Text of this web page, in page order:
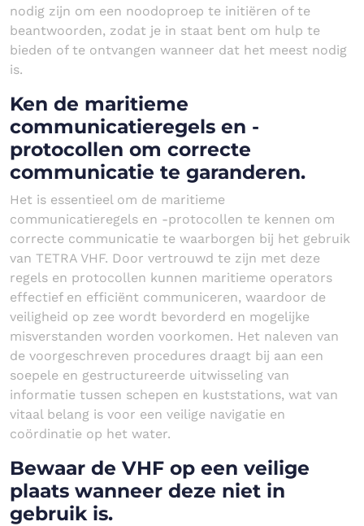
nodig zijn om een noodoproep te initiëren of te
beantwoorden, zodat je in staat bent om hulp te
bieden of te ontvangen wanneer dat het meest nodig
is.
Ken de maritieme
communicatieregels en -
protocollen om correcte
communicatie te garanderen.
Het is essentieel om de maritieme
communicatieregels en -protocollen te kennen om
correcte communicatie te waarborgen bij het gebruik
van TETRA VHF. Door vertrouwd te zijn met deze
regels en protocollen kunnen maritieme operators
effectief en efficiënt communiceren, waardoor de
veiligheid op zee wordt bevorderd en mogelijke
misverstanden worden voorkomen. Het naleven van
de voorgeschreven procedures draagt bij aan een
soepele en gestructureerde uitwisseling van
informatie tussen schepen en kuststations, wat van
vitaal belang is voor een veilige navigatie en
coördinatie op het water.
Bewaar de VHF op een veilige
plaats wanneer deze niet in
gebruik is.